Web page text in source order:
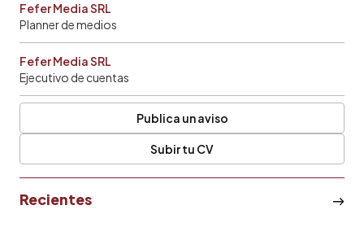
Fefer Media SRL
Planner de medios
Fefer Media SRL
Ejecutivo de cuentas
Publica un aviso
Subir tu CV
Recientes